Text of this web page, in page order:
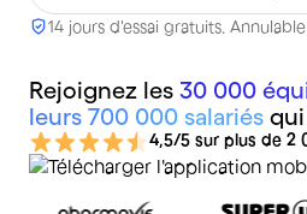
14 jours d'essai gratuits.
Rejoignez les 30 000
leurs 700 000 salariés
4,5/5 sur plus de 2